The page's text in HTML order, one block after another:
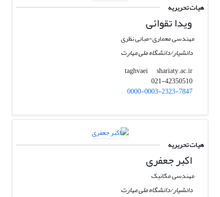
هیات تحریریه
ویدا تقوائی
مهندسی معماری-مبانی نظری
دانشیار/دانشگاه ملی مهارت
taghvaei
shariaty.ac.ir
021-42350510
0000-0003-2323-7847
هیات تحریریه
اکبر جعفری
مهندسی مکانیک
دانشیار/دانشگاه ملی مهارت